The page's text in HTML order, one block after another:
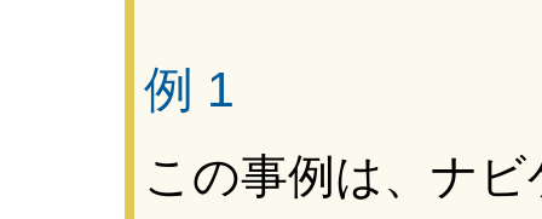
例 1
この事例は、ナ